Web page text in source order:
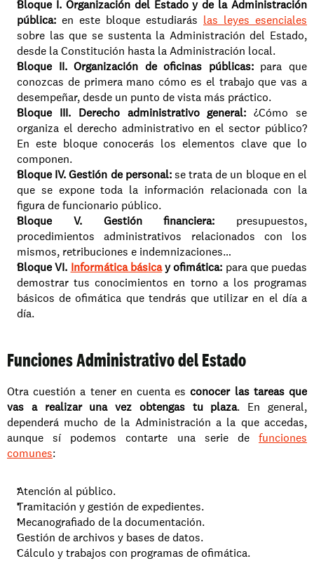
Bloque I. Organización del Estado y de la Administración
pública: en este bloque estudiarás las leyes esenciales
sobre las que se sustenta la Administración del Estado,
desde la Constitución hasta la Administración local.
Bloque II. Organización de oficinas públicas: para que
conozcas de primera mano cómo es el trabajo que vas a
desempeñar, desde un punto de vista más práctico.
Bloque III. Derecho administrativo general: ¿Cómo se
organiza el derecho administrativo en el sector público?
En este bloque conocerás los elementos clave que lo
componen.
Bloque IV. Gestión de personal: se trata de un bloque en el
que se expone toda la información relacionada con la
figura de funcionario público.
Bloque V. Gestión financiera: presupuestos,
procedimientos administrativos relacionados con los
mismos, retribuciones e indemnizaciones…
Bloque VI. Informática básica y ofimática: para que puedas
demostrar tus conocimientos en torno a los programas
básicos de ofimática que tendrás que utilizar en el día a
día.
Funciones Administrativo del Estado
Otra cuestión a tener en cuenta es conocer las tareas que
vas a realizar una vez obtengas tu plaza. En general,
dependerá mucho de la Administración a la que accedas,
aunque sí podemos contarte una serie de funciones
comunes:
Atención al público.
Tramitación y gestión de expedientes.
Mecanografiado de la documentación.
Gestión de archivos y bases de datos.
Cálculo y trabajos con programas de ofimática.